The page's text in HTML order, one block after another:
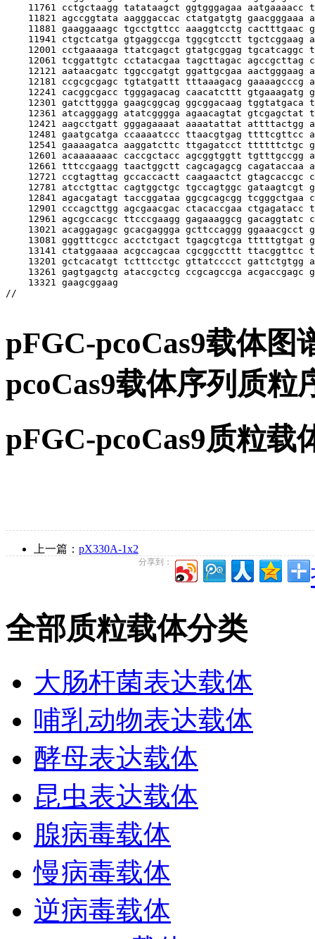
pFGC-pcoCas9载体
pcoCas9载体序列质粒
pFGC-pcoCas9质粒载
上一篇： pX330A-1x2
分享到：
全部质粒载体分类
大肠杆菌表达载体
哺乳动物表达载体
酵母表达载体
昆虫表达载体
腺病毒载体
慢病毒载体
逆病毒载体